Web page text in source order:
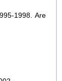
1998. Are